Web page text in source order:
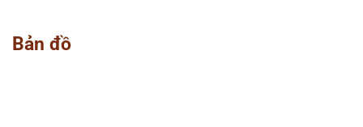
Bản đồ